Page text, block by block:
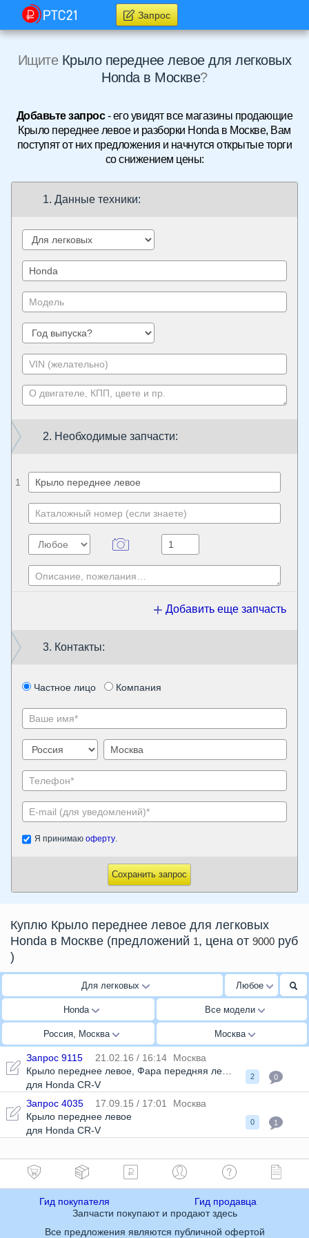
Запрос
Ищите Крыло переднее левое для легковых
Honda в Москве?
Добавьте запрос- его увидят все магазины продающие
Крыло переднее левое и разборки Honda в Москве, Вам
поступят от них предложения и начнутся открытые торги
со снижением цены:
1. Данные техники:
2. Необходимые запчасти:
1
Добавить еще запчасть
3. Контакты:
Частное лицо Компания
Я принимаю оферту.
Сохранить запрос
Куплю Крыло переднее левое для легковых
Honda в Москве (предложений 1, цена от 9000 руб
)
Для легковых Любое
Honda Все модели
Россия, Москва Москва
Запрос 9115 21.02.16 / 16:14
Москва
Крыло переднее левое Фара передняя левая
для Honda CR-V
2 0
Запрос 4035 17.09.15 / 17:01
Москва
Крыло переднее левое
для Honda CR-V
0 1
Гид покупателя
Гид продавца
Запчасти покупают и продают здесь
Все предложения являются публичной офертой